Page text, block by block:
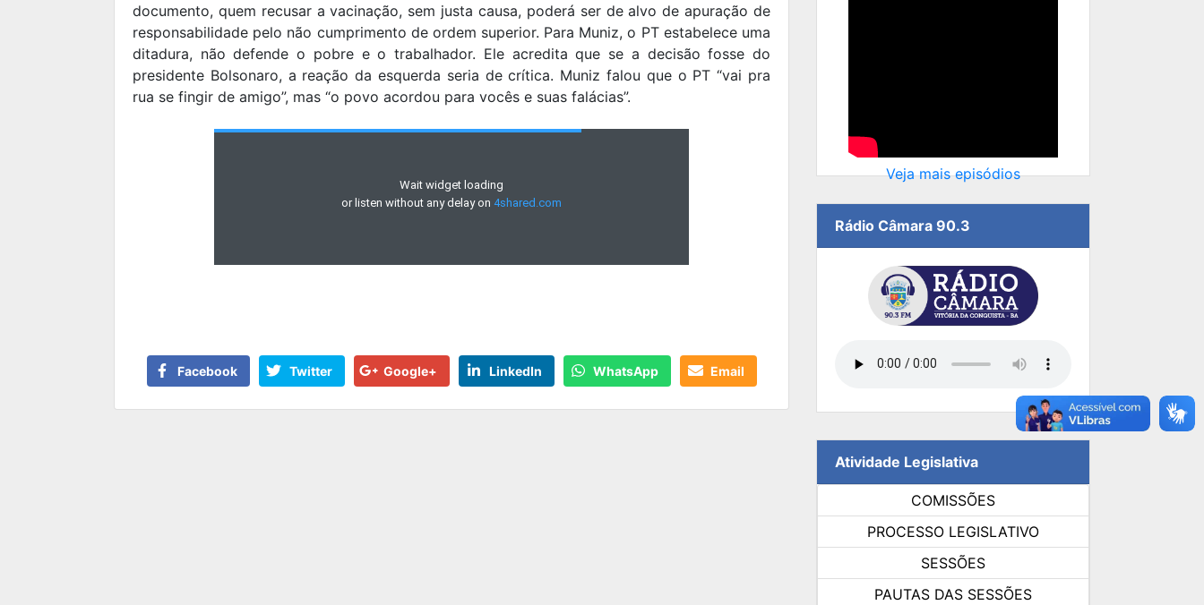
documento, quem recusar a vacinação, sem justa causa, poderá ser de alvo de apuração de
responsabilidade pelo não cumprimento de ordem superior. Para Muniz, o PT estabelece uma
ditadura, não defende o pobre e o trabalhador. Ele acredita que se a decisão fosse do
presidente Bolsonaro, a reação da esquerda seria de crítica. Muniz falou que o PT “vai pra
rua se fingir de amigo”, mas “o povo acordou para vocês e suas falácias”.
Facebook Twitter Google+ LinkedIn WhatsApp Email
Veja mais episódios
Rádio Câmara 90.3
Atividade Legislativa
COMISSÕES
PROCESSO LEGISLATIVO
SESSÕES
PAUTAS DAS SESSÕES